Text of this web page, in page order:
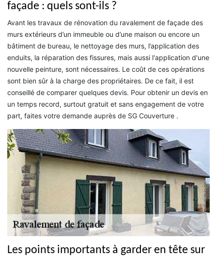
façade : quels sont-ils ?
Avant les travaux de rénovation du ravalement de façade des
murs extérieurs d’un immeuble ou d’une maison ou encore un
bâtiment de bureau, le nettoyage des murs, l’application des
enduits, la réparation des fissures, mais aussi l'application d'une
nouvelle peinture, sont nécessaires. Le coût de ces opérations
sont bien sûr à la charge des propriétaires. De ce fait, il est
conseillé de comparer quelques devis. Pour obtenir un devis en
un temps record, surtout gratuit et sans engagement de votre
part, faites votre demande auprès de SG Couverture .
Les points importants à garder en tête sur